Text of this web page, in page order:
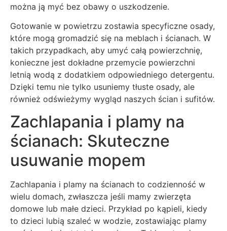
można ją myć bez obawy o uszkodzenie.
Gotowanie w powietrzu zostawia specyficzne osady,
które mogą gromadzić się na meblach i ścianach. W
takich przypadkach, aby umyć całą powierzchnię,
konieczne jest dokładne przemycie powierzchni
letnią wodą z dodatkiem odpowiedniego detergentu.
Dzięki temu nie tylko usuniemy tłuste osady, ale
również odświeżymy wygląd naszych ścian i sufitów.
Zachlapania i plamy na
ścianach: Skuteczne
usuwanie mopem
Zachlapania i plamy na ścianach to codzienność w
wielu domach, zwłaszcza jeśli mamy zwierzęta
domowe lub małe dzieci. Przykład po kąpieli, kiedy
to dzieci lubią szaleć w wodzie, zostawiając plamy